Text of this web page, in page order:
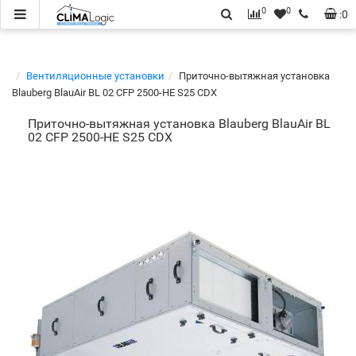
:0
0 0
Вентиляционные установки
Приточно-вытяжная установка
Blauberg BlauAir BL 02 CFP 2500-HE S25 CDX
Приточно-вытяжная установка Blauberg BlauAir BL
02 CFP 2500-HE S25 CDX